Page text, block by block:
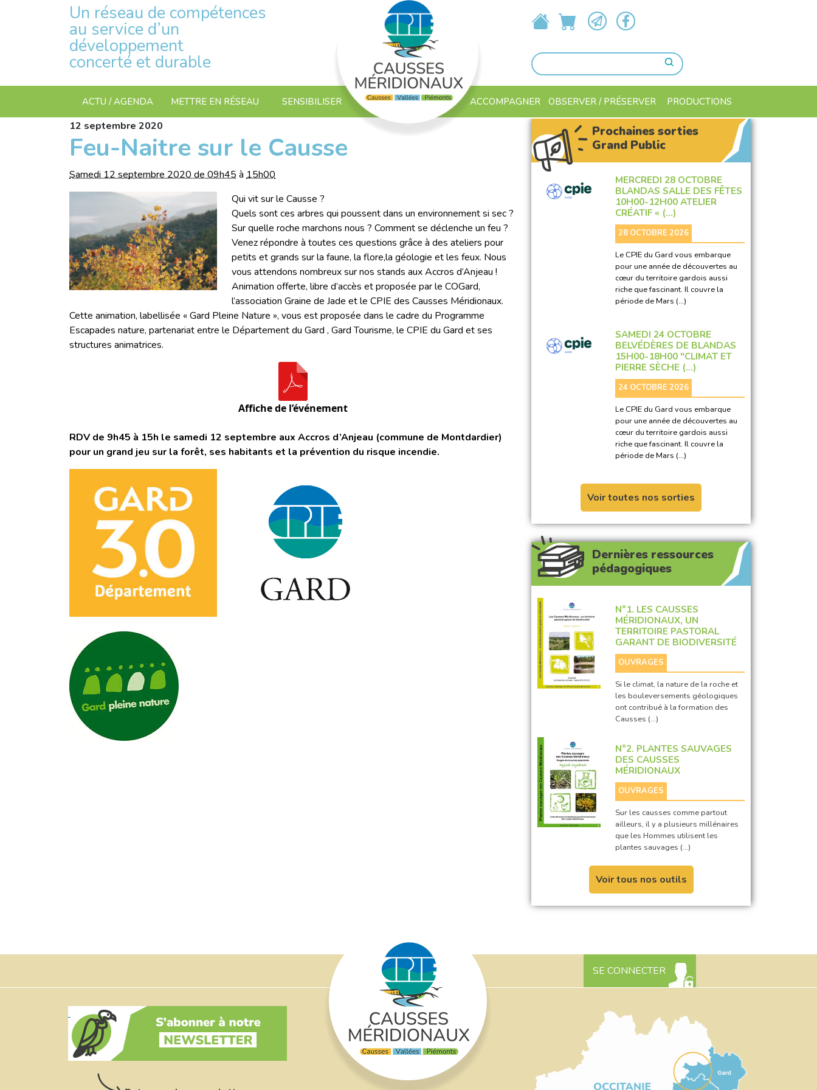
Un réseau de compétences
au service d’un
développement
concerté et durable
ACTU / AGENDA METTRE EN RÉSEAU SENSIBILISER ACCOMPAGNER OBSERVER / PRÉSERVER PRODUCTIONS
12 septembre 2020
Feu-Naitre sur le Causse
Samedi 12 septembre 2020 de 09h45 à 15h00
Qui vit sur le Causse ?
Quels sont ces arbres qui poussent dans un environnement si sec ?
Sur quelle roche marchons nous ? Comment se déclenche un feu ?
Venez répondre à toutes ces questions grâce à des ateliers pour
petits et grands sur la faune, la flore,la géologie et les feux. Nous
vous attendons nombreux sur nos stands aux Accros d’Anjeau !
Animation offerte, libre d’accès et proposée par le COGard,
l’association Graine de Jade et le CPIE des Causses Méridionaux.
Cette animation, labellisée « Gard Pleine Nature », vous est proposée dans le cadre du Programme
Escapades nature, partenariat entre le Département du Gard , Gard Tourisme, le CPIE du Gard et ses
structures animatrices.
Affiche de l’événement
RDV de 9h45 à 15h le samedi 12 septembre aux Accros d’Anjeau (commune de Montdardier)
pour un grand jeu sur la forêt, ses habitants et la prévention du risque incendie.
Prochaines sorties
Grand Public
MERCREDI 28 OCTOBRE
BLANDAS SALLE DES FÊTES
10H00-12H00 ATELIER
CRÉATIF « (…)
28 OCTOBRE 2026
Le CPIE du Gard vous embarque
pour une année de découvertes au
cœur du territoire gardois aussi
riche que fascinant. Il couvre la
période de Mars (…)
SAMEDI 24 OCTOBRE
BELVÉDÈRES DE BLANDAS
15H00-18H00 "CLIMAT ET
PIERRE SÈCHE (…)
24 OCTOBRE 2026
Le CPIE du Gard vous embarque
pour une année de découvertes au
cœur du territoire gardois aussi
riche que fascinant. Il couvre la
période de Mars (…)
Voir toutes nos sorties
Dernières ressources
pédagogiques
N°1. LES CAUSSES
MÉRIDIONAUX, UN
TERRITOIRE PASTORAL
GARANT DE BIODIVERSITÉ
OUVRAGES
Si le climat, la nature de la roche et
les bouleversements géologiques
ont contribué à la formation des
Causses (…)
N°2. PLANTES SAUVAGES
DES CAUSSES
MÉRIDIONAUX
OUVRAGES
Sur les causses comme partout
ailleurs, il y a plusieurs millénaires
que les Hommes utilisent les
plantes sauvages (…)
Voir tous nos outils
SE CONNECTER